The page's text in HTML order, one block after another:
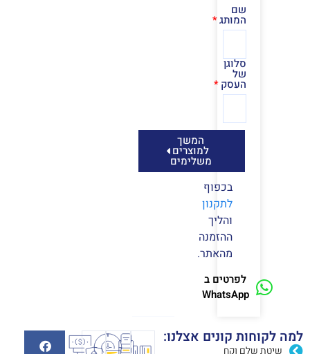
שם
המותג
סלוגן
של
העסק
המשך
למוצרים
משלימים
בכפוף
לתקנון
והליך
ההזמנה
מהאתר.
לפרטים ב
WhatsApp
למה לקוחות קונים אצלנו:
שיטת שלם וקח